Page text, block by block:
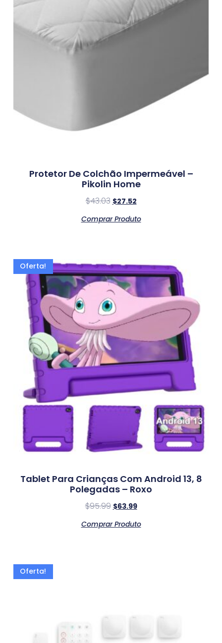
Protetor De Colchão Impermeável –
Pikolin Home
$43.03 $27.52
Comprar Produto
Oferta!
Tablet Para Crianças Com Android 13, 8
Polegadas – Roxo
$95.99 $63.99
Comprar Produto
Oferta!